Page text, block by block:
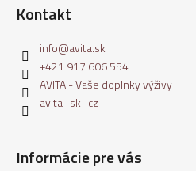
Kontakt
info@avita.sk
+421 917 606 554
AVITA - Vaše doplnky výživy
avita_sk_cz
Informácie pre vás